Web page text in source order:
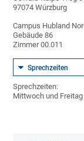
97074 Würzburg
Campus Hubland
Gebäude 86
Zimmer 00.011
Sprechzeiten
Sprechzeiten:
Mittwoch und